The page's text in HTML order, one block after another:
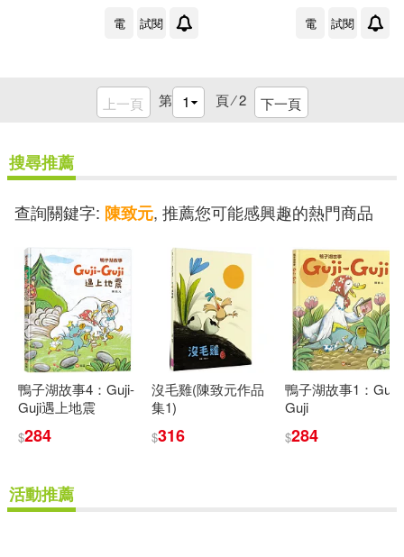
電
試閱 電 試閱
上一頁 第 頁 ⁄2 下一頁
搜尋推薦
查詢關鍵字: 陳致元, 推薦您可能感興趣的熱門商品
鴨子湖故事4：Guji-
Guji遇上地震
$284
沒毛雞(陳致元作品
集1)
$316
鴨子湖故事1：Guji-
Guji
$284
活動推薦